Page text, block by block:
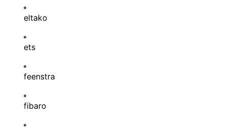
eltako
ets
feenstra
fibaro